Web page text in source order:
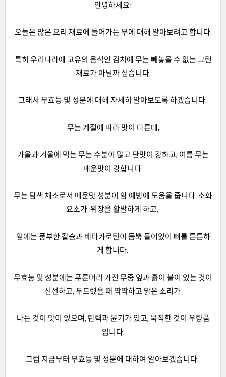
안녕하세요!
오늘은 많은 요리 재료에 들어가는 무에 대해 알아보려고 합니다.
특히 우리나라에 고유의 음식인 김치에 무는 빼놓을 수 없는 그런
재료가 아닐까 싶습니다.
그래서 무효능 및 성분에 대해 자세히 알아보도록 하겠습니다.
무는 계절에 따라 맛이 다른데,
가을과 겨울에 먹는 무는 수분이 많고 단맛이 강하고, 여름 무는
매운맛이 강합니다.
무는 담색 채소로서 매운맛 성분이 암 예방에 도움을 줍니다. 소화
요소가 위장을 활발하게 하고,
잎에는 풍부한 칼슘과 베타카로틴이 듬뿍 들어있어 뼈를 튼튼하
게 합니다.
무효능 및 성분에는 푸른머리 가진 무중 잎과 흙이 붙어 있는 것이
신선하고, 두드렸을 때 딱딱하고 맑은 소리가
나는 것이 맛이 있으며, 탄력과 윤기가 있고, 묵직한 것이 우량품
입니다.
그럼 지금부터 무효능 및 성분에 대하여 알아보겠습니다.